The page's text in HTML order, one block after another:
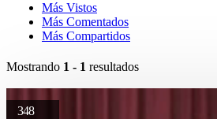
Más Vistos
Más Comentados
Más Compartidos
Mostrando 1 - 1 resultados
348